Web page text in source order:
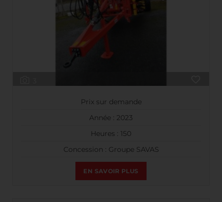
Prix sur demande
Année : 2023
Heures : 150
Concession : Groupe SAVAS
EN SAVOIR PLUS